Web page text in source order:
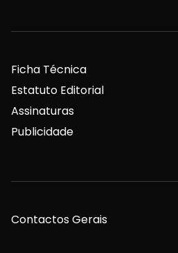
Ficha Técnica
Estatuto Editorial
Assinaturas
Publicidade
Contactos Gerais